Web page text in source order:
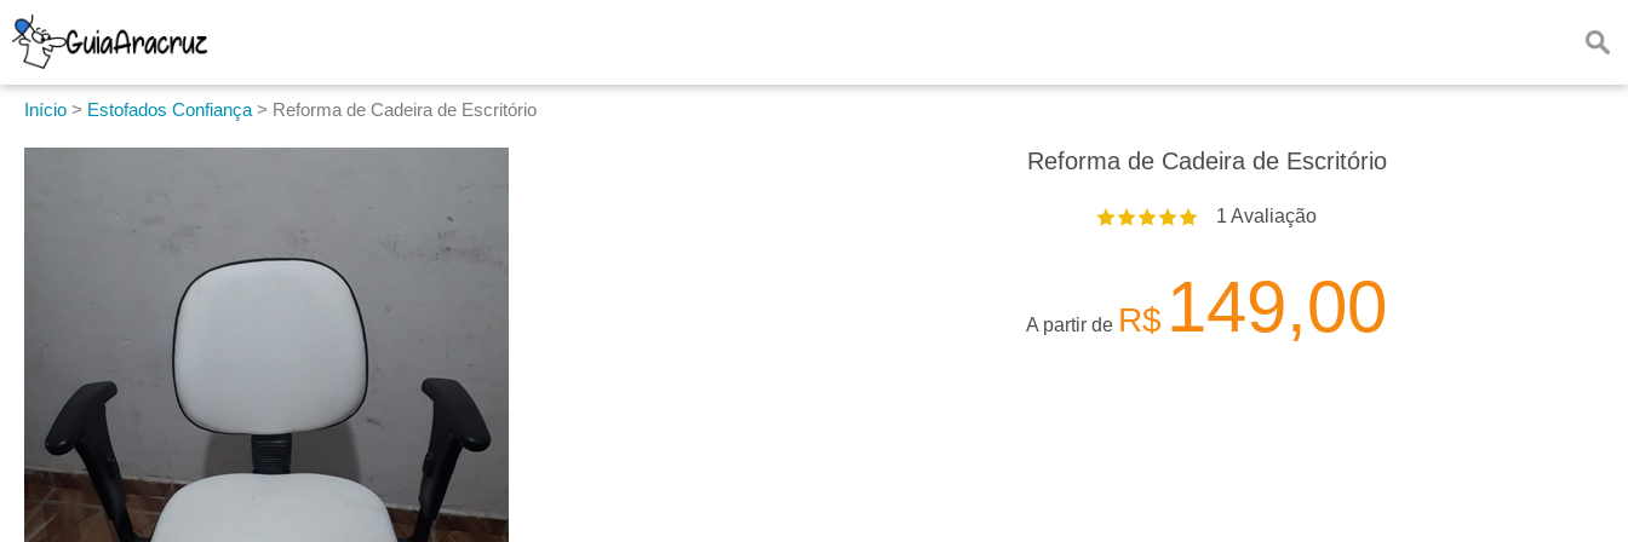
Início > Estofados Confiança > Reforma de Cadeira de Escritório
Reforma de Cadeira de Escritório
1 Avaliação
A partir de R$ 149,00